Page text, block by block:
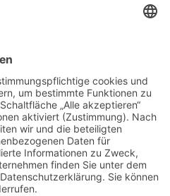
nach Venlo…die